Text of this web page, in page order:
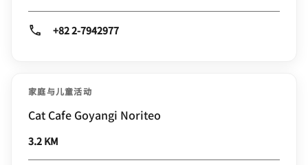
+82 2-7942977
家庭与儿童活动
Cat Cafe Goyangi Noriteo
3.2 KM